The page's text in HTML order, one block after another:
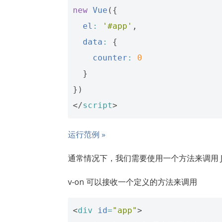
new Vue ({
el : '#app' ,
data :
{
counter :
0
}
})
</script>
运行范例 »
通常情况下，我们需要使用一个方法来调用
v-on 可以接收一个定义的方法来调用
<div id="app">